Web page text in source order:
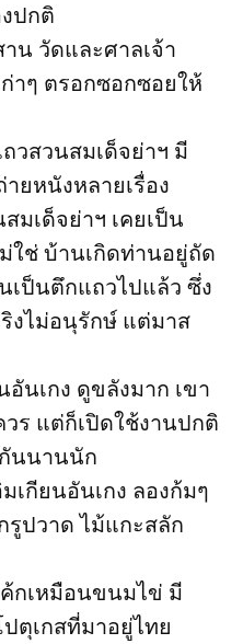
ปกติ
น วัดและศาลเจ้า
าๆ ตรอกซอกซอยให้
วสวนสมเด็จย่าฯ มี
ยหนังหลายเรื่อง
มเด็จย่าฯ เคยเป็น
ใช่ บ้านเกิดท่านอยู่ถัด
ป็นตึกแถวไปแล้ว ซึ่ง
งไม่อนุรักษ์ แต่มาส
นเกง ดูขลังมาก เขา
ร แต่ก็เปิดใช้งานปกติ
นนานนัก
เกียนอันเกง ลองก้มๆ
รูปวาด ไม้แกะสลัก
กเหมือนขนมไข่ มี
ตุเกสที่มาอยู่ไทย